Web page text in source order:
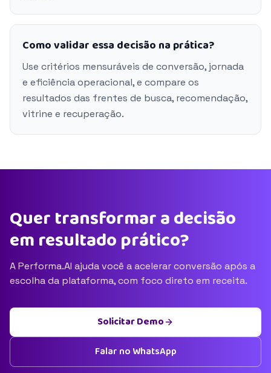
Como validar essa decisão na prática?
Use critérios mensuráveis de conversão, jornada
e eficiência operacional, e compare os
resultados das frentes de busca, recomendação,
vitrine e recuperação.
Quer transformar a decisão
em resultado prático?
A Performa.AI ajuda você a acelerar conversão após a
escolha da plataforma, com foco direto em receita.
Solicitar Demo
Falar no WhatsApp